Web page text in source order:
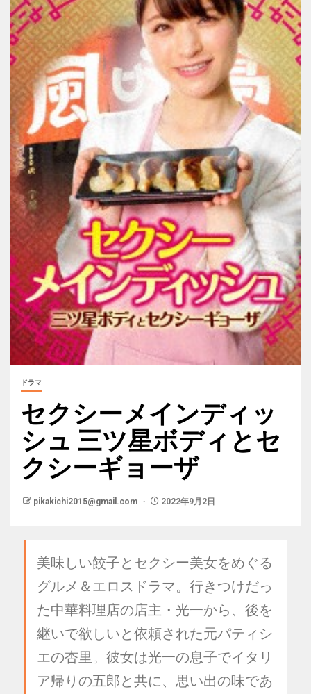
ドラマ
セクシーメインディッ
シュ 三ツ星ボディとセ
クシーギョーザ
pikakichi2015@gmail.com 2022年9月2日
美味しい餃子とセクシー美女をめぐる
グルメ＆エロスドラマ。行きつけだっ
た中華料理店の店主・光一から、後を
継いで欲しいと依頼された元パティシ
エの杏里。彼女は光一の息子でイタリ
ア帰りの五郎と共に、思い出の味であ